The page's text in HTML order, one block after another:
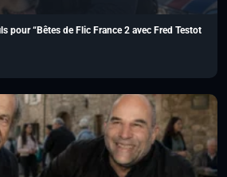
pour “Bêtes de Flic France 2 avec Fred Testot